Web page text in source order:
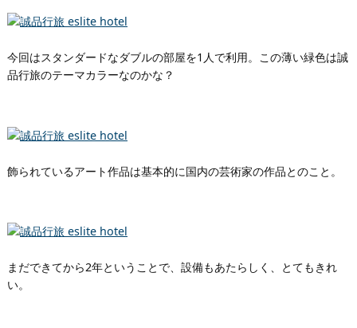
今回はスタンダードなダブルの部屋を1人で利用。この薄い緑色は誠
品行旅のテーマカラーなのかな？
飾られているアート作品は基本的に国内の芸術家の作品とのこと。
まだできてから2年ということで、設備もあたらしく、とてもきれ
い。